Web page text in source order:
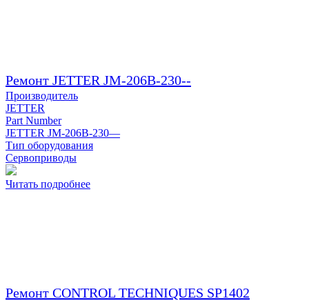
Ремонт JETTER JM-206B-230--
Производитель
JETTER
Part Number
JETTER JM-206B-230—
Тип оборудования
Сервоприводы
Читать подробнее
Ремонт CONTROL TECHNIQUES SP1402